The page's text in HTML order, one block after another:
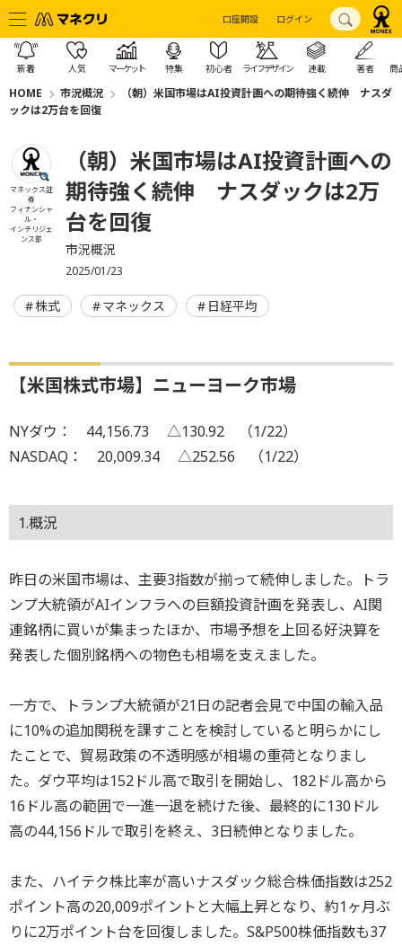
口座開設 ログイン
新着 人気 マーケット 特集 初心者 ライフデザイン 連載 著者 商
HOME 市況概況
（朝）米国市場はAI投資計画への期待強く続伸 ナスダ
ックは2万台を回復
マネックス証
券
フィナンシャ
ル・
インテリジェ
ンス部
（朝）米国市場はAI投資計画への
期待強く続伸 ナスダックは2万
台を回復
市況概況
2025/01/23
株式 マネックス 日経平均
【米国株式市場】ニューヨーク市場
NYダウ： 44,156.73 △130.92 （1/22）
NASDAQ： 20,009.34 △252.56 （1/22）
1.概況
昨日の米国市場は、主要3指数が揃って続伸しました。トラ
ンプ大統領がAIインフラへの巨額投資計画を発表し、AI関
連銘柄に買いが集まったほか、市場予想を上回る好決算を
発表した個別銘柄への物色も相場を支えました。
一方で、トランプ大統領が21日の記者会見で中国の輸入品
に10%の追加関税を課すことを検討していると明らかにし
たことで、貿易政策の不透明感が相場の重荷となりまし
た。ダウ平均は152ドル高で取引を開始し、182ドル高から
16ドル高の範囲で一進一退を続けた後、最終的に130ドル
高の44,156ドルで取引を終え、3日続伸となりました。
また、ハイテク株比率が高いナスダック総合株価指数は252
ポイント高の20,009ポイントと大幅上昇となり、約1ヶ月ぶ
りに2万ポイント台を回復しました。S&P500株価指数も37